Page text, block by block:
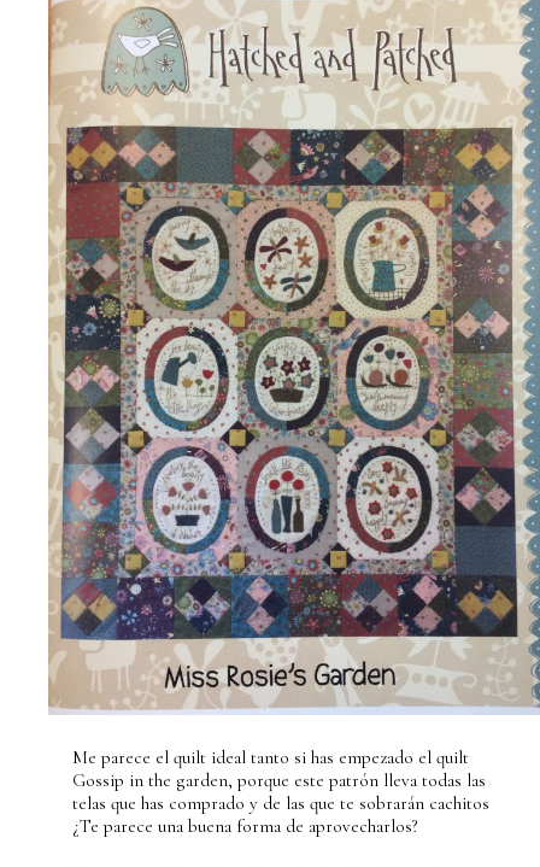
Me parece el quilt ideal tanto si has empezado el quilt
Gossip in the garden, porque este patrón lleva todas las
telas que has comprado y de las que te sobrarán cachitos
¿Te parece una buena forma de aprovecharlos?